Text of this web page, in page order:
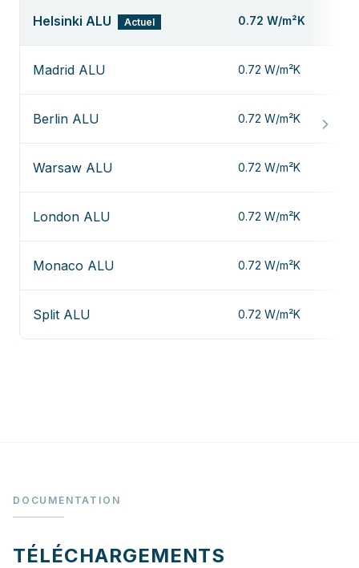
Helsinki ALU Actuel 0.72 W/m²K
Madrid ALU 0.72 W/m²K
Berlin ALU 0.72 W/m²K
Warsaw ALU 0.72 W/m²K
London ALU 0.72 W/m²K
Monaco ALU 0.72 W/m²K
Split ALU 0.72 W/m²K
DOCUMENTATION
TÉLÉCHARGEMENTS